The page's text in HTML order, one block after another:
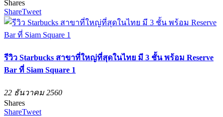
Shares
ShareTweet
รีวิว Starbucks สาขาที่ใหญ่ที่สุดในไทย มี 3 ชั้น พร้อม Reserve
Bar ที่ Siam Square 1
22 ธันวาคม 2560
Shares
ShareTweet